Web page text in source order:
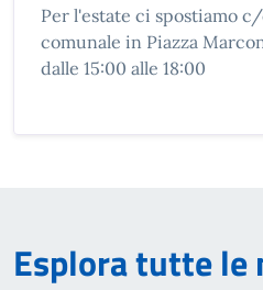
Per l'estate ci spostiamo
comunale in Piazza
dalle 15:00 alle 18:00
Esplora tutte le